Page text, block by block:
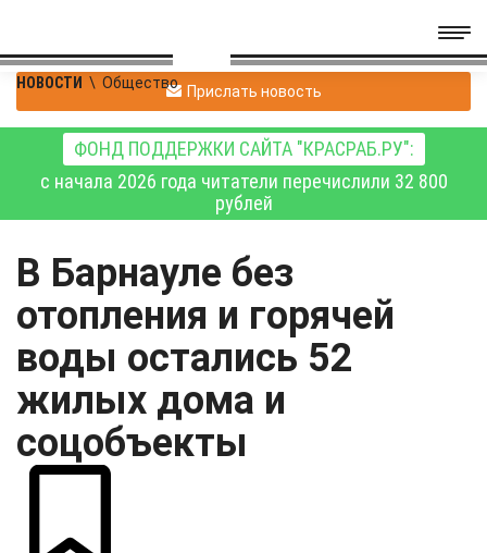
НОВОСТИ \ Общество Прислать новость
ФОНД ПОДДЕРЖКИ САЙТА "КРАСРАБ.РУ":
с начала 2026 года читатели перечислили 32 800
рублей
В Барнауле без
отопления и горячей
воды остались 52
жилых дома и
соцобъекты